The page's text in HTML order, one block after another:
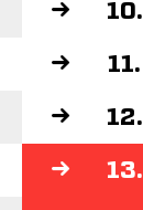
10.
11.
12.
13.